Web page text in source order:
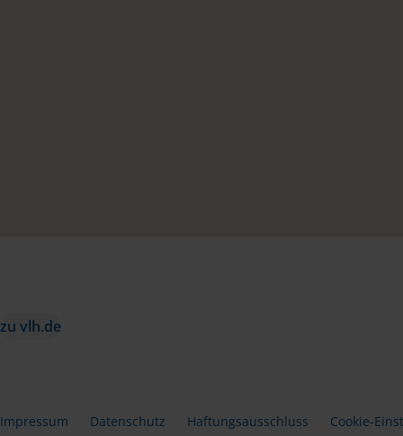
zu vlh.de
Impressum Datenschutz Haftungsausschluss Cookie-